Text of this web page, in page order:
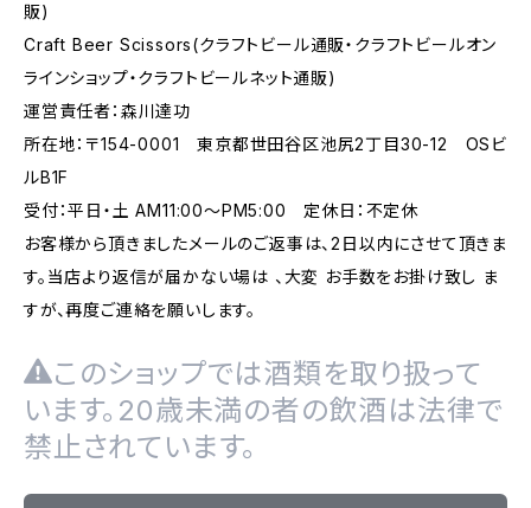
販)
Craft Beer Scissors(クラフトビール通販・クラフトビールオン
ラインショップ・クラフトビールネット通販)
運営責任者：森川達功
所在地：〒154-0001 東京都世田谷区池尻2丁目30-12 OSビ
ルB1F
受付：平日・土 AM11:00～PM5:00 定休日：不定休
お客様から頂きましたメールのご返事は、2日以内にさせて頂きま
す。当店より返信が届かない場は 、大変 お手数をお掛け致し ま
すが、再度ご連絡を願いします。
このショップでは酒類を取り扱って
います。20歳未満の者の飲酒は法律で
禁止されています。